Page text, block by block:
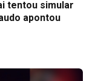
tentou simular
apontou